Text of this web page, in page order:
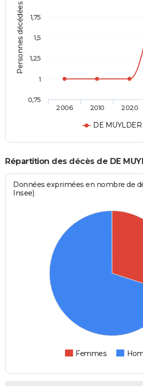
Personnes décédées
DE MUYLDER
2006 2010 2020
0,75
1
1,25
1,5
1,75
Répartition des décès de DE
Données exprimées en nombre de
Insee)
Femmes